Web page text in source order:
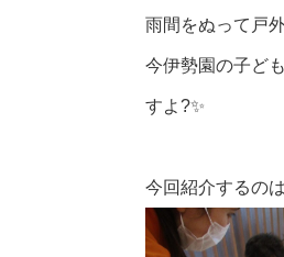
雨間をぬって戸
今伊勢園の子ど
すよ?✨
今回紹介するの